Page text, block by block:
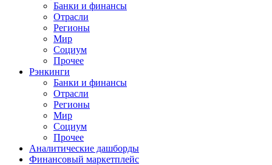
Банки и финансы
Отрасли
Регионы
Мир
Социум
Прочее
Рэнкинги
Банки и финансы
Отрасли
Регионы
Мир
Социум
Прочее
Аналитические дашборды
Финансовый маркетплейс